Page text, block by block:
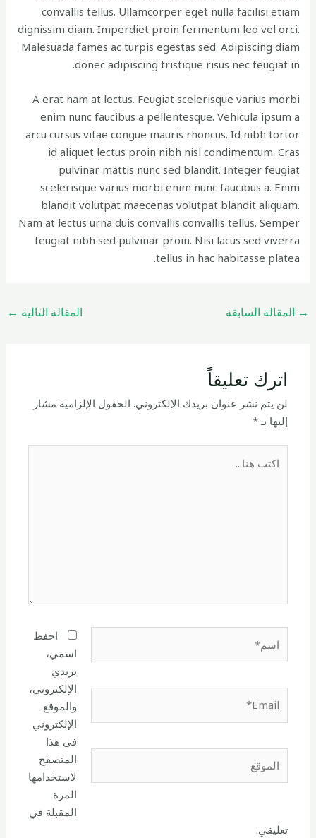
convallis tellus. Ullamcorper eget nulla facilisi etiam
dignissim diam. Imperdiet proin fermentum leo vel orci.
Malesuada fames ac turpis egestas sed. Adipiscing diam
donec adipiscing tristique risus nec feugiat in.
A erat nam at lectus. Feugiat scelerisque varius morbi
enim nunc faucibus a pellentesque. Vehicula ipsum a
arcu cursus vitae congue mauris rhoncus. Id nibh tortor
id aliquet lectus proin nibh nisl condimentum. Cras
pulvinar mattis nunc sed blandit. Integer feugiat
scelerisque varius morbi enim nunc faucibus a. Enim
blandit volutpat maecenas volutpat blandit aliquam.
Nam at lectus urna duis convallis convallis tellus. Semper
feugiat nibh sed pulvinar proin. Nisi lacus sed viverra
tellus in hac habitasse platea.
→ المقالة السابقة المقالة التالية ←
اترك تعليقاً
لن يتم نشر عنوان بريدك الإلكتروني. الحقول الإلزامية مشار
إليها بـ*
هنا...
احفظ
اسمي،
بريدي
الإلكتروني،
والموقع
الإلكتروني
في هذا
المتصفح
لاستخدامها
المرة
المقبلة في
تعليقي.